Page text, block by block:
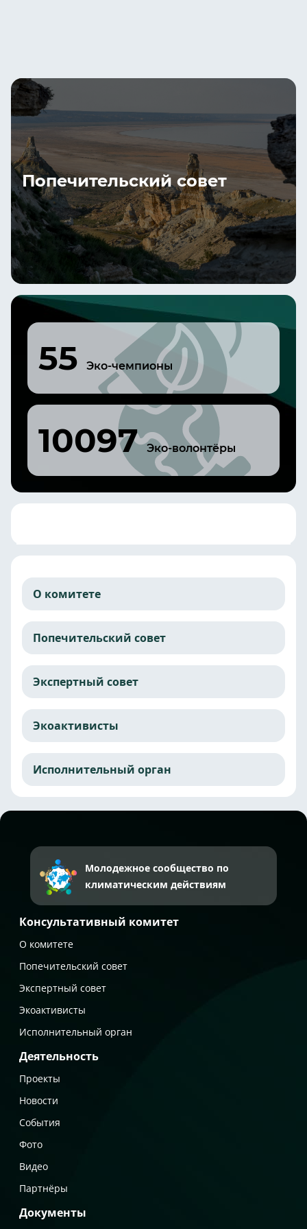
Попечительский совет
55 Эко-чемпионы
10097 Эко-волонтёры
О комитете
Попечительский совет
Экспертный совет
Экоактивисты
Исполнительный орган
Молодежное сообщество по
климатическим действиям
Консультативный комитет
О комитете
Попечительский совет
Экспертный совет
Экоактивисты
Исполнительный орган
Деятельность
Проекты
Новости
События
Фото
Видео
Партнёры
Документы